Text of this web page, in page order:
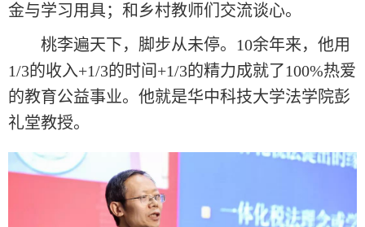
金与学习用具；和乡村教师们交流谈心。
桃李遍天下，脚步从未停。10余年来，他用
1/3的收入+1/3的时间+1/3的精力成就了100%热爱
的教育公益事业。他就是华中科技大学法学院彭
礼堂教授。